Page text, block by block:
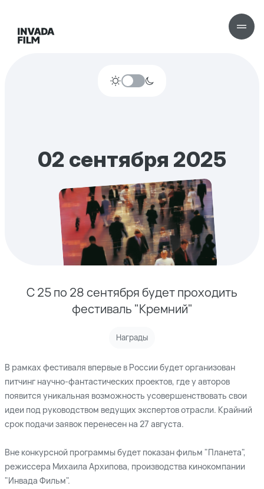
02 сентября 2025
С 25 по 28 сентября будет проходить
фестиваль "Кремний"
Награды
В рамках фестиваля впервые в России будет организован
питчинг научно-фантастических проектов, где у авторов
появится уникальная возможность усовершенствовать свои
идеи под руководством ведущих экспертов отрасли. Крайний
срок подачи заявок перенесен на 27 августа.
Вне конкурсной программы будет показан фильм "Планета",
режиссера Михаила Архипова, производства кинокомпании
"Инвада Фильм".